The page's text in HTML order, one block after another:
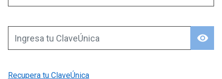
visibility
Ingresa tu ClaveÚnica
Recupera tu ClaveÚnica